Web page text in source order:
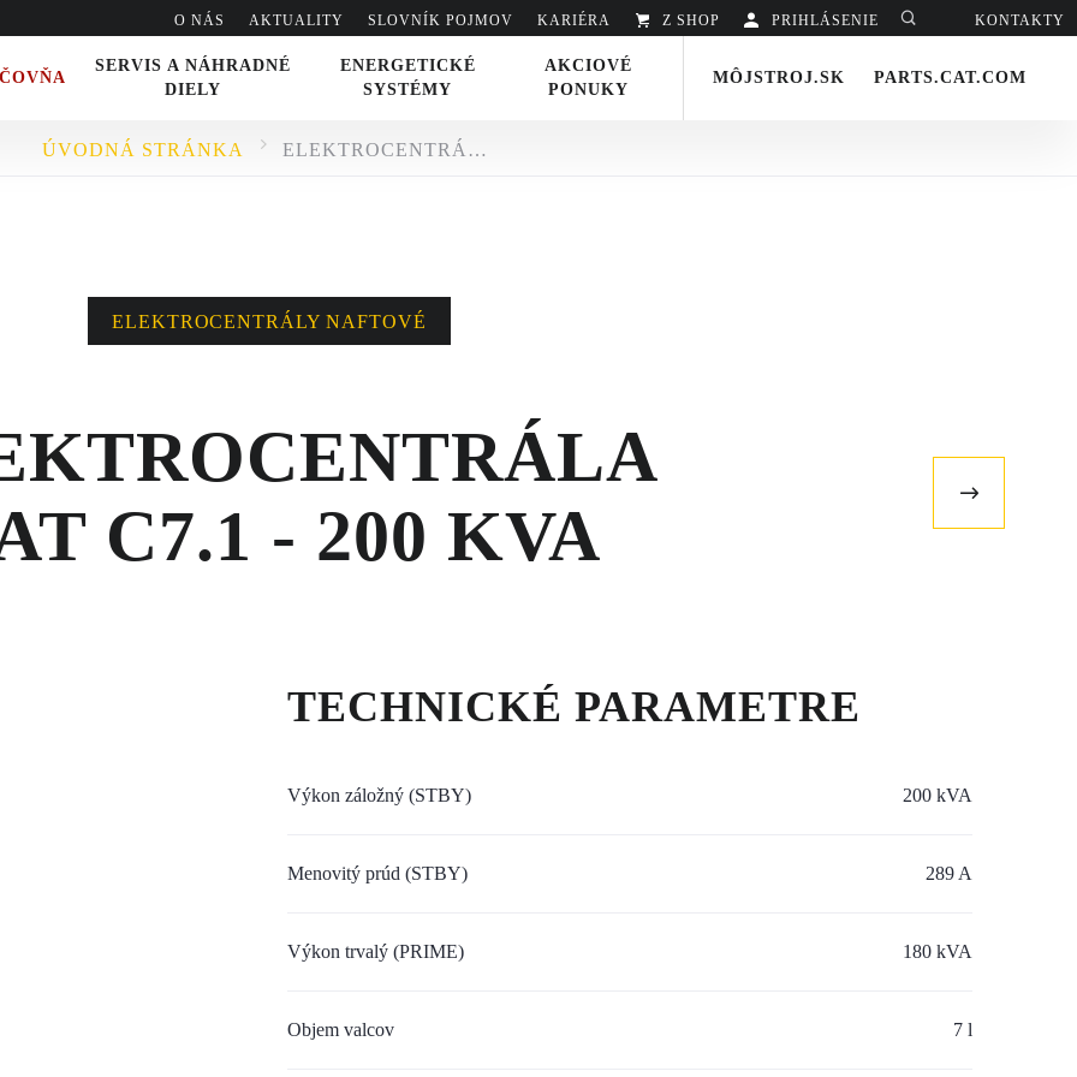
O NÁS AKTUALITY SLOVNÍK POJMOV KARIÉRA Z SHOP PRIHLÁSENIE Hladať KONTAKTY
SERVIS A NÁHRADNÉ
DIELY
ENERGETICKÉ
SYSTÉMY
AKCIOVÉ
PONUKY
MÔJSTROJ.SK PARTS.CAT.COM
ÚVODNÁ STRÁNKA ELEKTROCENTRÁLA CAT C7.1 - 200 KVA
ELEKTROCENTRÁLY NAFTOVÉ
C7.1 - 200 KVA
článok
TECHNICKÉ PARAMETRE
Výkon záložný (STBY) 200 kVA
Menovitý prúd (STBY) 289 A
Výkon trvalý (PRIME) 180 kVA
Objem valcov 7 l